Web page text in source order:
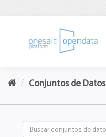
Conjuntos de Datos